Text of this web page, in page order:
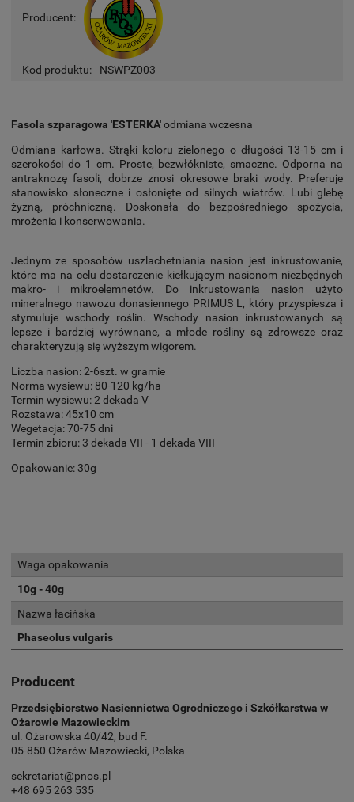
Producent:
Kod produktu: NSWPZ003
Fasola szparagowa 'ESTERKA'odmiana wczesna
Odmiana karłowa. Strąki koloru zielonego o długości 13-15 cm i
szerokości do 1 cm. Proste, bezwłókniste, smaczne. Odporna na
antraknozę fasoli, dobrze znosi okresowe braki wody. Preferuje
stanowisko słoneczne i osłonięte od silnych wiatrów. Lubi glebę
żyzną, próchniczną. Doskonała do bezpośredniego spożycia,
mrożenia i konserwowania.
Jednym ze sposobów uszlachetniania nasion jest inkrustowanie,
które ma na celu dostarczenie kiełkującym nasionom niezbędnych
makro- i mikroelemnetów. Do inkrustowania nasion użyto
mineralnego nawozu donasiennego PRIMUS L, który przyspiesza i
stymuluje wschody roślin. Wschody nasion inkrustowanych są
lepsze i bardziej wyrównane, a młode rośliny są zdrowsze oraz
charakteryzują się wyższym wigorem.
Liczba nasion: 2-6szt. w gramie
Norma wysiewu: 80-120 kg/ha
Termin wysiewu: 2 dekada V
Rozstawa: 45x10 cm
Wegetacja: 70-75 dni
Termin zbioru: 3 dekada VII - 1 dekada VIII
Opakowanie: 30g
Waga opakowania
10g - 40g
Nazwa łacińska
Phaseolus vulgaris
Producent
Przedsiębiorstwo Nasiennictwa Ogrodniczego i Szkółkarstwa w
Ożarowie Mazowieckim
ul. Ożarowska 40/42, bud F.
05-850 Ożarów Mazowiecki, Polska
sekretariat@pnos.pl
+48 695 263 535